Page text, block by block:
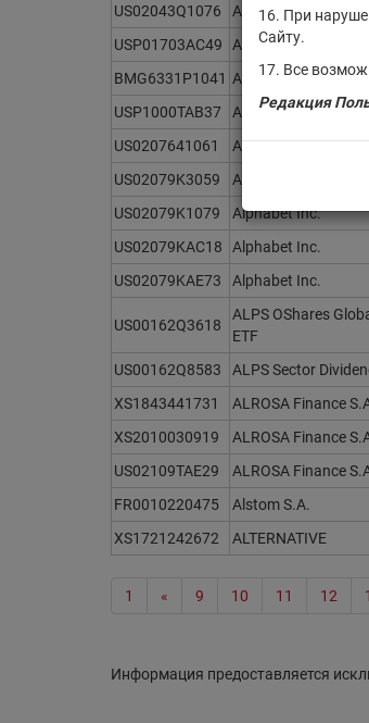
16. При
Сайту.
17. Все
Редакция
US02043Q1076
Alnylam
USP01703AC49
Alpek SAB de CV
BMG6331P1041 Alpha and Omega
USP1000TAB37
Alpha Holding S.A.
US0207641061
Alpha Metallurgical
US02079K3059
Alphabet Inc.
US02079K1079
Alphabet Inc.
US02079KAC18
Alphabet Inc.
US02079KAE73
Alphabet Inc.
US00162Q3618
ALPS OShares
ETF
US00162Q8583 ALPS Sector
XS1843441731
ALROSA Finance
XS2010030919
ALROSA Finance
US02109TAE29
ALROSA Finance
FR0010220475
Alstom S.A.
XS1721242672
ALTERNATIVE
1 « 9 10 11 12
Информация предоставляется